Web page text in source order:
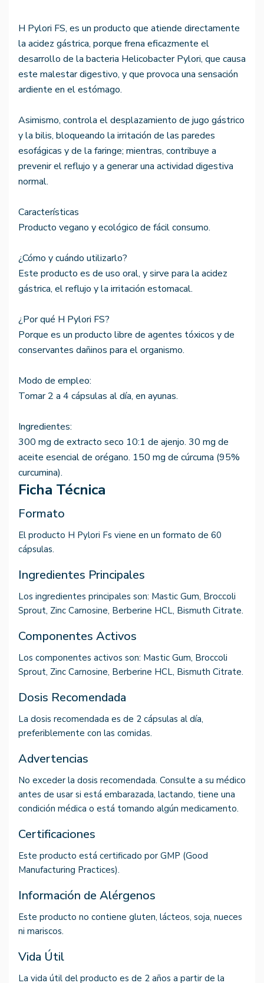
H Pylori FS, es un producto que atiende directamente
la acidez gástrica, porque frena eficazmente el
desarrollo de la bacteria Helicobacter Pylori, que causa
este malestar digestivo, y que provoca una sensación
ardiente en el estómago.
Asimismo, controla el desplazamiento de jugo gástrico
y la bilis, bloqueando la irritación de las paredes
esofágicas y de la faringe; mientras, contribuye a
prevenir el reflujo y a generar una actividad digestiva
normal.
Características
Producto vegano y ecológico de fácil consumo.
¿Cómo y cuándo utilizarlo?
Este producto es de uso oral, y sirve para la acidez
gástrica, el reflujo y la irritación estomacal.
¿Por qué H Pylori FS?
Porque es un producto libre de agentes tóxicos y de
conservantes dañinos para el organismo.
Modo de empleo:
Tomar 2 a 4 cápsulas al día, en ayunas.
Ingredientes:
300 mg de extracto seco 10:1 de ajenjo. 30 mg de
aceite esencial de orégano. 150 mg de cúrcuma (95%
curcumina).
Ficha Técnica
Formato
El producto H Pylori Fs viene en un formato de 60
cápsulas.
Ingredientes Principales
Los ingredientes principales son: Mastic Gum, Broccoli
Sprout, Zinc Carnosine, Berberine HCL, Bismuth Citrate.
Componentes Activos
Los componentes activos son: Mastic Gum, Broccoli
Sprout, Zinc Carnosine, Berberine HCL, Bismuth Citrate.
Dosis Recomendada
La dosis recomendada es de 2 cápsulas al día,
preferiblemente con las comidas.
Advertencias
No exceder la dosis recomendada. Consulte a su médico
antes de usar si está embarazada, lactando, tiene una
condición médica o está tomando algún medicamento.
Certificaciones
Este producto está certificado por GMP (Good
Manufacturing Practices).
Información de Alérgenos
Este producto no contiene gluten, lácteos, soja, nueces
ni mariscos.
Vida Útil
La vida útil del producto es de 2 años a partir de la